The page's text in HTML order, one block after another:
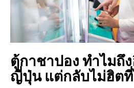
ตู้กาชาปอง ทำไมถึ
ญี่ปุ่น แต่กลับไม่ฮิต